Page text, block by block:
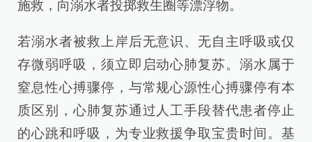
施救，向溺水者投掷救生圈等漂浮物。
若溺水者被救上岸后无意识、无自主呼吸或仅
存微弱呼吸，须立即启动心肺复苏。溺水属于
窒息性心搏骤停，与常规心源性心搏骤停有本
质区别，心肺复苏通过人工手段替代患者停止
的心跳和呼吸，为专业救援争取宝贵时间。基